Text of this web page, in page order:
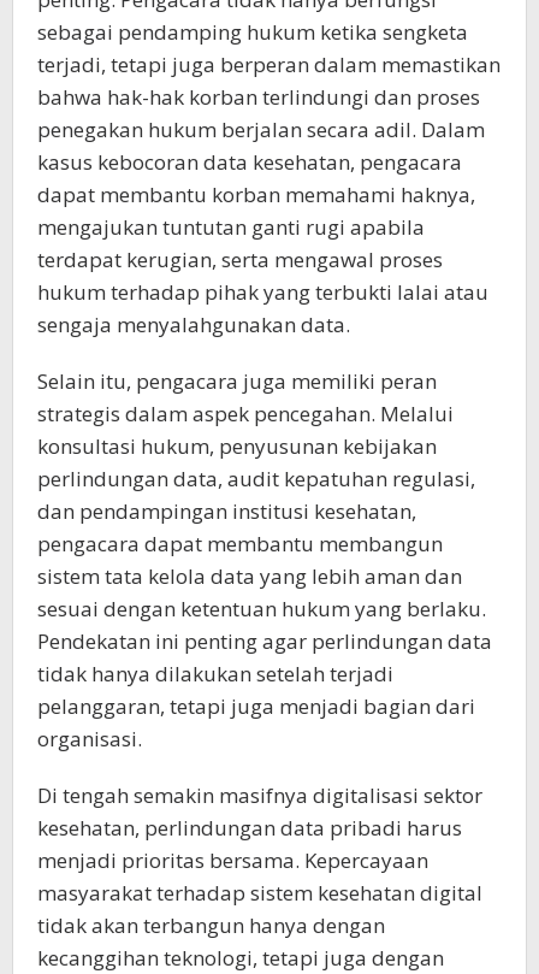
sebagai pendamping hukum ketika sengketa
terjadi, tetapi juga berperan dalam memastikan
bahwa hak-hak korban terlindungi dan proses
penegakan hukum berjalan secara adil. Dalam
kasus kebocoran data kesehatan, pengacara
dapat membantu korban memahami haknya,
mengajukan tuntutan ganti rugi apabila
terdapat kerugian, serta mengawal proses
hukum terhadap pihak yang terbukti lalai atau
sengaja menyalahgunakan data.
Selain itu, pengacara juga memiliki peran
strategis dalam aspek pencegahan. Melalui
konsultasi hukum, penyusunan kebijakan
perlindungan data, audit kepatuhan regulasi,
dan pendampingan institusi kesehatan,
pengacara dapat membantu membangun
sistem tata kelola data yang lebih aman dan
sesuai dengan ketentuan hukum yang berlaku.
Pendekatan ini penting agar perlindungan data
tidak hanya dilakukan setelah terjadi
pelanggaran, tetapi juga menjadi bagian dari
organisasi.
Di tengah semakin masifnya digitalisasi sektor
kesehatan, perlindungan data pribadi harus
menjadi prioritas bersama. Kepercayaan
masyarakat terhadap sistem kesehatan digital
tidak akan terbangun hanya dengan
kecanggihan teknologi, tetapi juga dengan